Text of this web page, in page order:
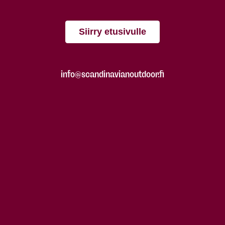
Siirry etusivulle
info@scandinavianoutdoor.fi